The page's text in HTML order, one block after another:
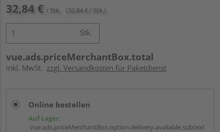
32,84 € / Stk. (32,84 € / Stk.)
Stk.
vue.ads.priceMerchantBox.total
inkl. MwSt. zzgl. Versandkosten für Paketdienst
Online bestellen
Auf Lager:
vue.ads.priceMerchantBox.option.delivery.available.subtext